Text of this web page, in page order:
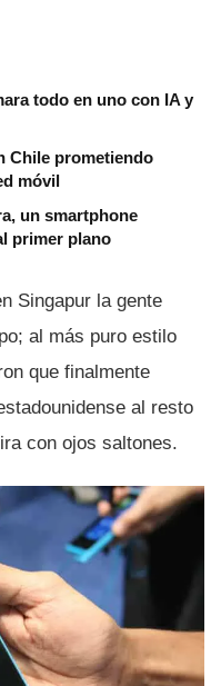
todo en uno con IA y
Chile prometiendo
móvil
un smartphone
primer plano
Singapur la gente
al más puro estilo
que finalmente
al resto
con ojos saltones.